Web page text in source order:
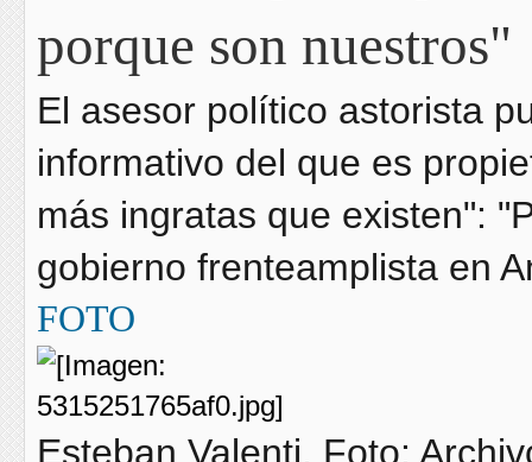
porque son nuestros"
El asesor político astorista
informativo del que es
más ingratas que existen":
gobierno frenteamplista en
FOTO
Esteban Valenti. Foto: